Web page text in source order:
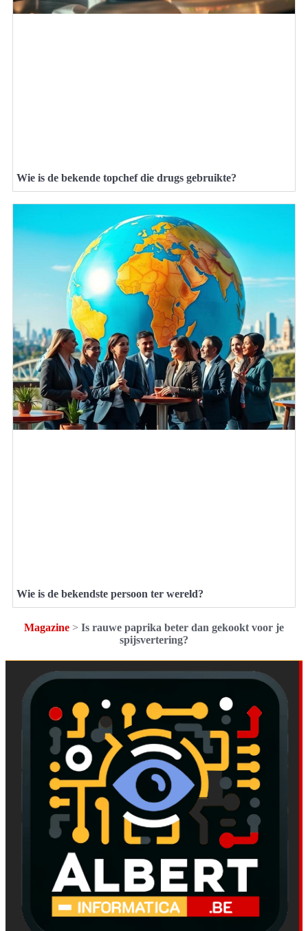
Wie is de bekende topchef die drugs gebruikte?
Wie is de bekendste persoon ter wereld?
Magazine > Is rauwe paprika beter dan gekookt voor je
spijsvertering?